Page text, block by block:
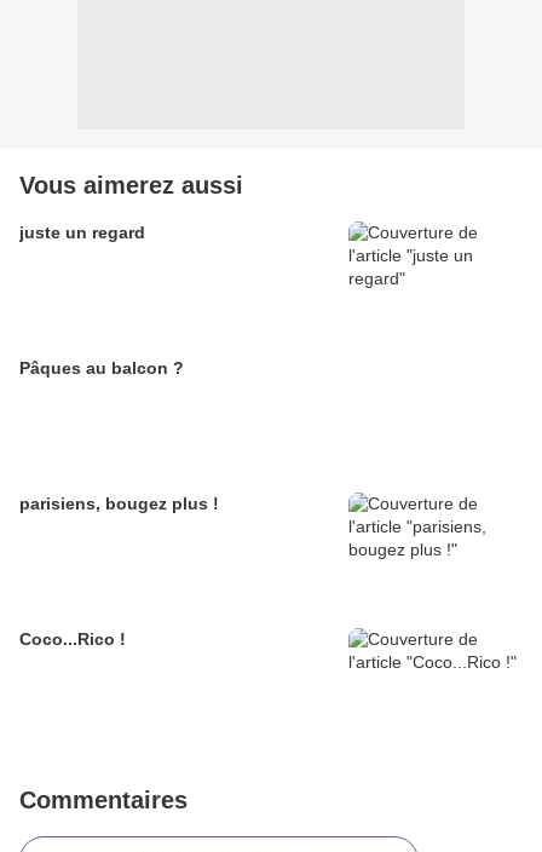
Vous aimerez aussi
juste un regard
Pâques au balcon ?
parisiens, bougez plus !
Coco...Rico !
Commentaires